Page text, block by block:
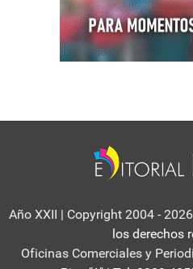
Año XXII | Copyright 2004 -
los derechos
Oficinas Comerciales y